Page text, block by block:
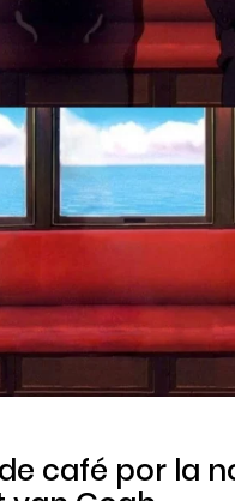
café por la